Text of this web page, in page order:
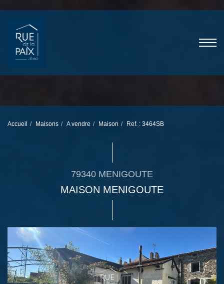
Accueil Maisons A vendre Maison Ref. : 3464SB
79340 MENIGOUTE
MAISON MENIGOUTE